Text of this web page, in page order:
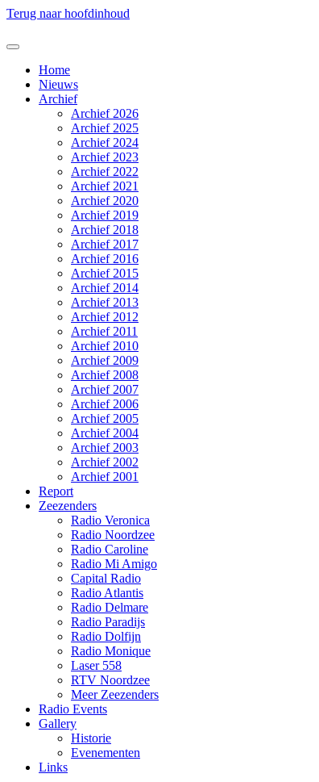
Terug naar hoofdinhoud
Home
Nieuws
Archief
Archief 2026
Archief 2025
Archief 2024
Archief 2023
Archief 2022
Archief 2021
Archief 2020
Archief 2019
Archief 2018
Archief 2017
Archief 2016
Archief 2015
Archief 2014
Archief 2013
Archief 2012
Archief 2011
Archief 2010
Archief 2009
Archief 2008
Archief 2007
Archief 2006
Archief 2005
Archief 2004
Archief 2003
Archief 2002
Archief 2001
Report
Zeezenders
Radio Veronica
Radio Noordzee
Radio Caroline
Radio Mi Amigo
Capital Radio
Radio Atlantis
Radio Delmare
Radio Paradijs
Radio Dolfijn
Radio Monique
Laser 558
RTV Noordzee
Meer Zeezenders
Radio Events
Gallery
Historie
Evenementen
Links